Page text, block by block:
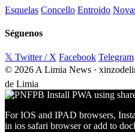
Esquelas Concello Entroido
Séguenos
𝕏 Twitter / X Facebook Telegram
© 2026 A Limia News ·
de Limia
For IOS and IPAD browsers,
in ios safari browser or add to